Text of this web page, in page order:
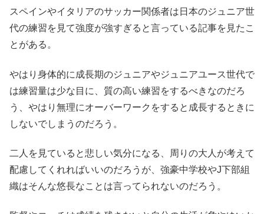
スペインやイタリアのサッカー関係者は日本のジュニア世
代の練習を見て強度が強すぎると言っている記事を見たこ
とがある。
やはり身体的に成長期のジュニアやジュニアユース世代で
は練習量は少な目に、質の高い練習をするべきなのだろ
う、やはり無理にオーバーワークをすると成長するときに
しないでしまうのだろう。
二人を見ていると悲しい気分になる、周りの大人が考えて
配慮してくれればいいのだろうが、強豪中学校やJ下部組
織はそんな悠長なことは言ってられないのだろう。